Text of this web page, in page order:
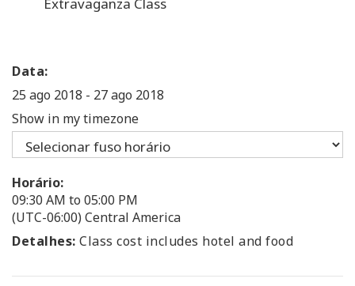
Extravaganza Class
Data:
25 ago 2018 - 27 ago 2018
Show in my timezone
Horário:
09:30 AM to 05:00 PM
(UTC-06:00) Central America
Detalhes: Class cost includes hotel and food